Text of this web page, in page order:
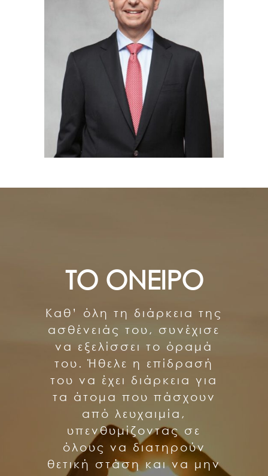
ΤΟ ΟΝΕΙΡΟ
Καθ’ όλη τη διάρκεια της
ασθένειάς του, συνέχισε
να εξελίσσει το όραμά
του. Ήθελε η επίδρασή
του να έχει διάρκεια για
τα άτομα που πάσχουν
από λευχαιμία,
υπενθυμίζοντας σε
όλους να διατηρούν
θετική στάση και να μην